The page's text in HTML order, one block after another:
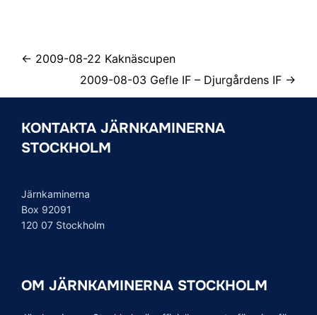
← 2009-08-22 Kaknäscupen
2009-08-03 Gefle IF – Djurgårdens IF →
KONTAKTA JÄRNKAMINERNA
STOCKHOLM
Järnkaminerna
Box 92091
120 07 Stockholm
OM JÄRNKAMINERNA STOCKHOLM